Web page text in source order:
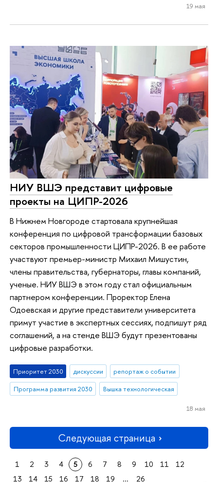
19 мая
НИУ ВШЭ представит цифровые
проекты на ЦИПР-2026
В Нижнем Новгороде стартовала крупнейшая
конференция по цифровой трансформации базовых
секторов промышленности ЦИПР-2026. В ее работе
участвуют премьер-министр Михаил Мишустин,
члены правительства, губернаторы, главы компаний,
ученые. НИУ ВШЭ в этом году стал официальным
партнером конференции. Проректор Елена
Одоевская и другие представители университета
примут участие в экспертных сессиях, подпишут ряд
соглашений, а на стенде ВШЭ будут презентованы
цифровые разработки.
Приоритет 2030 дискуссии
репортаж о событии
Программа развития 2030
Вышка технологическая
18 мая
Следующая страница
1 2 3 4 5 6 7 8 9 10 11
12
13
14 15 16 17 18 19 ... 26